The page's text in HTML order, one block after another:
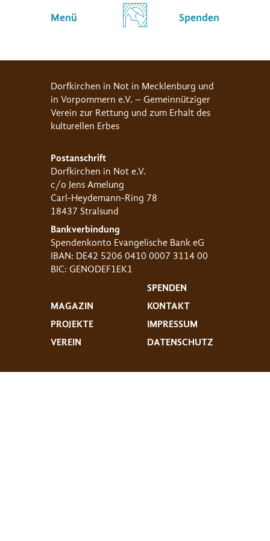
Menü Spenden
Dorfkirchen in Not in Mecklenburg und
in Vorpommern e.V. – Gemeinnütziger
Verein zur Rettung und zum Erhalt des
kulturellen Erbes
Postanschrift
Dorfkirchen in Not e.V.
c/o Jens Amelung
Carl-Heydemann-Ring 78
18437 Stralsund
Bankverbindung
Spendenkonto Evangelische Bank eG
IBAN: DE42 5206 0410 0007 3114 00
BIC: GENODEF1EK1
MAGAZIN
PROJEKTE
VEREIN
SPENDEN
KONTAKT
IMPRESSUM
DATENSCHUTZ